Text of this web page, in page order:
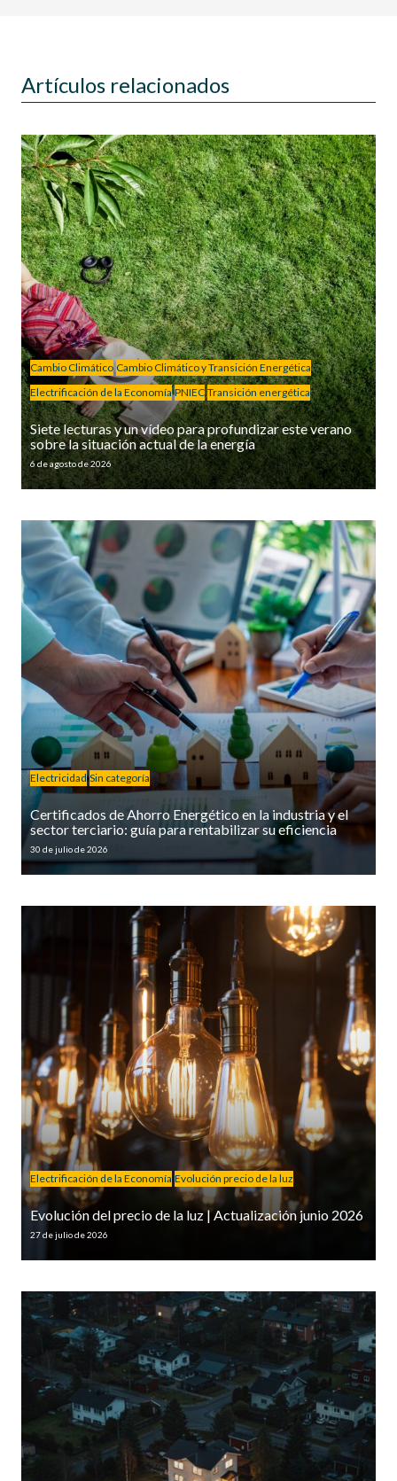
Artículos relacionados
Cambio Climático Cambio Climático y Transición Energética
Electrificación de la Economía PNIEC Transición energética
Siete lecturas y un vídeo para profundizar este verano
sobre la situación actual de la energía
6 de agosto de 2026
Electricidad Sin categoría
Certificados de Ahorro Energético en la industria y el
sector terciario: guía para rentabilizar su eficiencia
30 de julio de 2026
Electrificación de la Economía Evolución precio de la luz
Evolución del precio de la luz | Actualización junio 2026
27 de julio de 2026